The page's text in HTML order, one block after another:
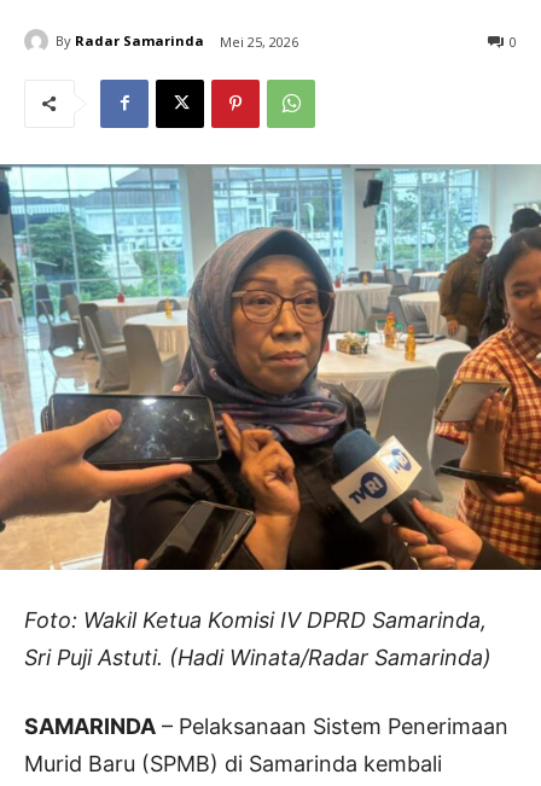
By Radar Samarinda Mei 25, 2026 0
Foto: Wakil Ketua Komisi IV DPRD Samarinda,
Sri Puji Astuti. (Hadi Winata/Radar Samarinda)
SAMARINDA – Pelaksanaan Sistem Penerimaan
Murid Baru (SPMB) di Samarinda kembali